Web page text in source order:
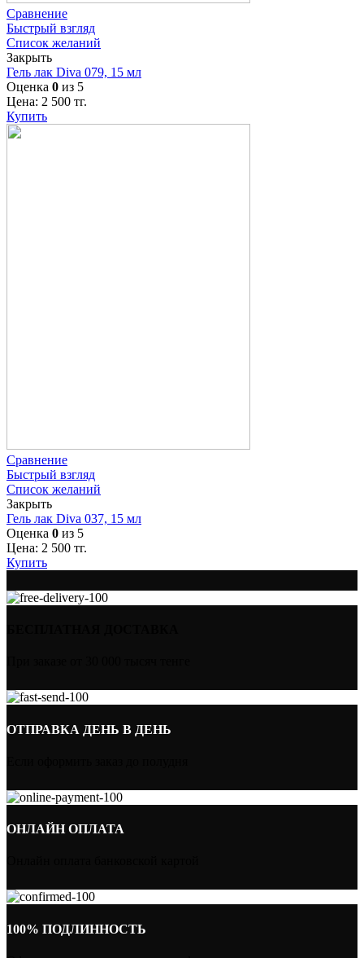
Сравнение
Быстрый взгляд
Список желаний
Закрыть
Гель лак Diva 079, 15 мл
Оценка 0 из 5
Цена: 2 500 тг.
Купить
Сравнение
Быстрый взгляд
Список желаний
Закрыть
Гель лак Diva 037, 15 мл
Оценка 0 из 5
Цена: 2 500 тг.
Купить
ОТПРАВКА ДЕНЬ В ДЕНЬ
ОНЛАЙН ОПЛАТА
100% ПОДЛИННОСТЬ